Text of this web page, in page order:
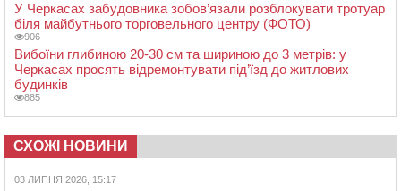
У Черкасах забудовника зобов’язали розблокувати тротуар
біля майбутнього торговельного центру (ФОТО)
906
Вибоїни глибиною 20-30 см та шириною до 3 метрів: у
Черкасах просять відремонтувати під’їзд до житлових
будинків
885
СХОЖІ НОВИНИ
03 ЛИПНЯ 2026, 15:17